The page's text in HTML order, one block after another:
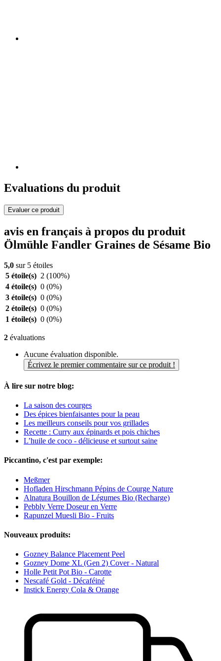
Evaluations du produit
Evaluer ce produit
avis en français à propos du produit
Ölmühle Fandler Graines de Sésame Bio
5,0 sur 5 étoiles
5 étoile(s) 2 (100%)
4 étoile(s) 0 (0%)
3 étoile(s) 0 (0%)
2 étoile(s) 0 (0%)
1 étoile(s) 0 (0%)
2 évaluations
Aucune évaluation disponible.
Écrivez le premier commentaire sur ce produit !
À lire sur notre blog:
La saison des courges
Des épices bienfaisantes pour la peau
Les meilleurs conseils pour vos grillades
Recette : Curry aux épinards et pois chiches
L’huile de coco - délicieuse et surtout saine
Piccantino, c'est par exemple:
Meßmer
Hofladen Hirschmann Pépins de Courge Nature
Alnatura Bouillon de Légumes Bio (Recharge)
Pebbly Verre Doseur en Verre
Rapunzel Muesli Bio - Fruits
Nouveaux produits:
Gozney Balance Placement Peel
Gozney Dome XL (Gen 2) Cover - Natural
Holle Petit Pot Bio - Carotte
Nescafé Gold - Décaféiné
Instick Energy Cola & Orange